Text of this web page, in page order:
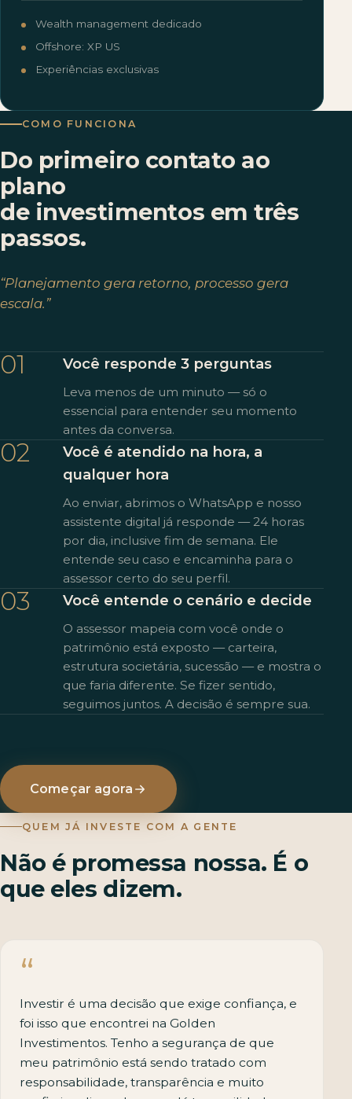
Wealth management dedicado
Offshore: XP US
Experiências exclusivas
COMO FUNCIONA
Do primeiro contato ao
plano
de investimentos em três
passos.
“Planejamento gera retorno, processo gera
escala.”
01 Você responde 3 perguntas
Leva menos de um minuto — só o
essencial para entender seu momento
antes da conversa.
02
Você é atendido na hora, a
qualquer hora
Ao enviar, abrimos o WhatsApp e nosso
assistente digital já responde — 24 horas
por dia, inclusive fim de semana. Ele
entende seu caso e encaminha para o
assessor certo do seu perfil.
03 Você entende o cenário e decide
O assessor mapeia com você onde o
patrimônio está exposto — carteira,
estrutura societária, sucessão — e mostra o
que faria diferente. Se fizer sentido,
seguimos juntos. A decisão é sempre sua.
Começar agora
QUEM JÁ INVESTE COM A GENTE
Não é promessa nossa. É o
que eles dizem.
Investir é uma decisão que exige confiança, e
foi isso que encontrei na Golden
Investimentos. Tenho a segurança de que
meu patrimônio está sendo tratado com
responsabilidade, transparência e muito